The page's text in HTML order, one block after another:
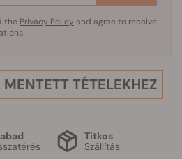
the Privacy Policy and agree to receive
TÉTELEKHEZ
Titkos
Szállítás